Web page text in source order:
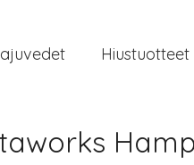
Hiustuotteet